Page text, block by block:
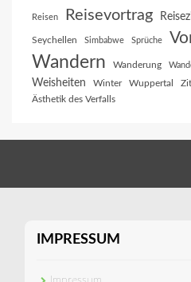
Reisen Reisevortrag
Seychellen Simbabwe Sprüche
Wandern Wanderung
Weisheiten Winter Wuppertal
Ästhetik des Verfalls
IMPRESSUM